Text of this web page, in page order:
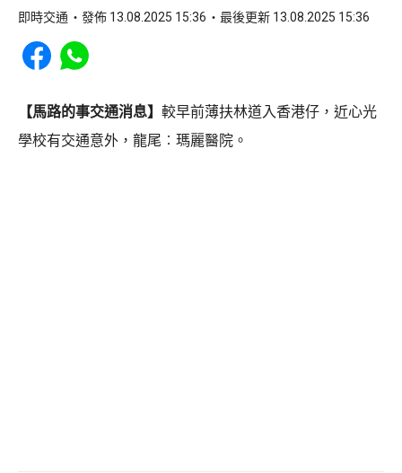
即時交通 發佈 13.08.2025 15:36 最後更新 13.08.2025 15:36
Share to Facebook
Share to WhatsApp
【馬路的事交通消息】 較早前薄扶林道入香港仔，近心光
學校有交通意外，龍尾︰瑪麗醫院。